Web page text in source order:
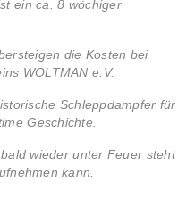
st ein ca. 8 wöchiger
die Kosten bei
WOLTMAN e.V.
Schleppdampfer für
Geschichte.
wieder unter Feuer steht
kann.